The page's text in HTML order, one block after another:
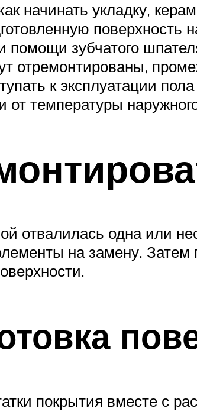
начинать укладку,
помощи зубчатого
отремонтированы,
к эксплуатации
от температуры
отвалилась одна или
на замену. Затем
покрытия вместе с